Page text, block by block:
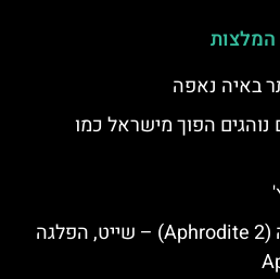
המלצות
באיה נאפה
נוהגים הפוך מישראל כמו
אפרודיטה 2 איה נאפה (Aphrodite 2) – שייט, הפלגה